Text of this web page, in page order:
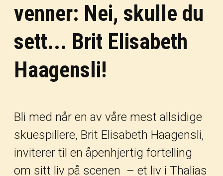
venner: Nei, skulle du
sett... Brit Elisabeth
Haagensli!
Bli med når en av våre mest allsidige
skuespillere, Brit Elisabeth Haagensli,
inviterer til en åpenhjertig fortelling
om sitt liv på scenen – et liv i Thalias